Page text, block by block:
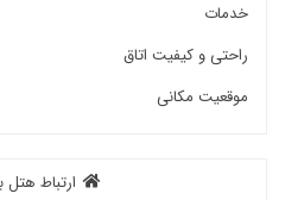
خدمات
راحتی و کیفیت اتاق
موقعیت مکانی
ارتباط هتل